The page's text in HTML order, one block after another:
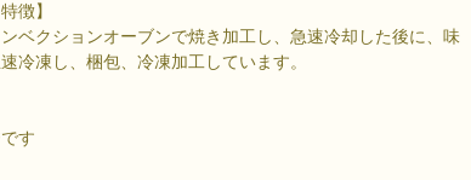
徴】
ベクションオーブンで焼き加工し、急速冷却した後に、味
冷凍し、梱包、冷凍加工しています。
す